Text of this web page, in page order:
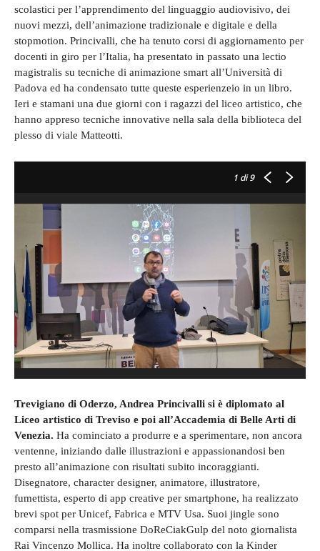
scolastici per l’apprendimento del linguaggio audiovisivo, dei
nuovi mezzi, dell’animazione tradizionale e digitale e della
stopmotion. Princivalli, che ha tenuto corsi di aggiornamento per
docenti in giro per l’Italia, ha presentato in passato una lectio
magistralis su tecniche di animazione smart all’Università di
Padova ed ha condensato tutte queste esperienzeio in un libro.
Ieri e stamani una due giorni con i ragazzi del liceo artistico, che
hanno appreso tecniche innovative nella sala della biblioteca del
plesso di viale Matteotti.
1 di 9
Trevigiano di Oderzo, Andrea Princivalli si è diplomato al
Liceo artistico di Treviso e poi all’Accademia di Belle Arti di
Venezia. Ha cominciato a produrre e a sperimentare, non ancora
ventenne, iniziando dalle illustrazioni e appassionandosi ben
presto all’animazione con risultati subito incoraggianti.
Disegnatore, character designer, animatore, illustratore,
fumettista, esperto di app creative per smartphone, ha realizzato
brevi spot per Unicef, Fabrica e MTV Usa. Suoi jingle sono
comparsi nella trasmissione DoReCiakGulp del noto giornalista
Rai Vincenzo Mollica. Ha inoltre collaborato con la Kinder